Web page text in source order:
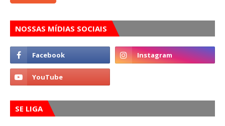
NOSSAS MÍDIAS SOCIAIS
SE LIGA